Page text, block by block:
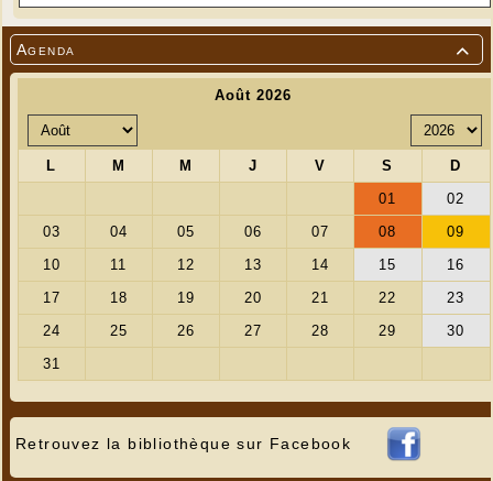

Agenda
Retrouvez la bibliothèque sur Facebook
Nous étions 9 à profiter des magnifiques vues au
Mont Mercou